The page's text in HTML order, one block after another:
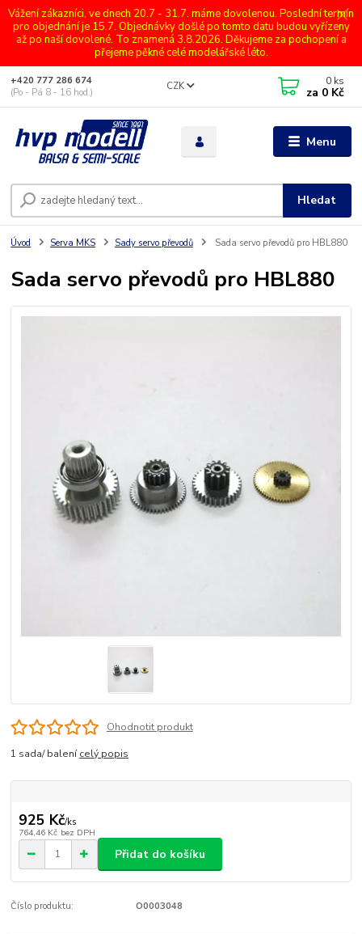
Vážení zákazníci, ve dnech 20.7 - 31.7. máme dovolenou. Poslední termín
pro objednání je 15.7. Objednávky došlé po tomto datu budou vyřízeny
až po naší dovolené. To znamená 3.8.2026. Děkujeme za pochopení a
přejeme pěkné celé modelářské léto.
Menu
CZK
Hledat
+420 777 286 674
(Po - Pá 8 - 16 hod.)
0 ks
za 0 Kč
Úvod Serva MKS Sady servo převodů Sada servo převodů pro HBL880
Sada servo převodů pro HBL880
Ohodnotit produkt
1 sada/ balenícelý popis
925 Kč/ks
764,46 Kč bez DPH
Přidat do košíku
Číslo produktu: O0003048